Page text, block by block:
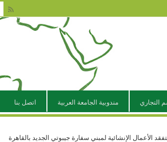
التجاري مندوبية الجامعة العربية اتصل بنا
الأعمال الإنشائية لمبني سفارة جيبوتي الجديد بالقاهرة